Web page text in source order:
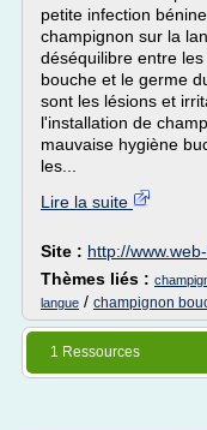
petite infection
champignon sur la
déséquilibre entre
bouche et le germe
sont les lésions et
l'installation de
mauvaise hygiène
les...
Lire la suite
Site : http://
Thèmes liés :
langue / champignon
1 Ressources